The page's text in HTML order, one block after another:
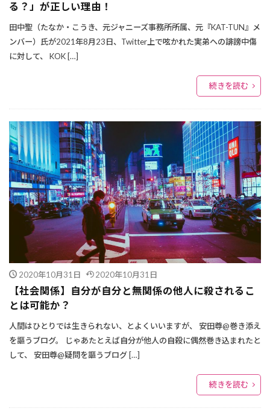
る？」が正しい理由！
田中聖（たなか・こうき、元ジャニーズ事務所所属、元『KAT-TUN』メ
ンバー）氏が2021年8月23日、Twitter上で呟かれた実弟への誹謗中傷
に対して、 KOK […]
続きを読む
2020年10月31日 2020年10月31日
【社会関係】自分が自分と無関係の他人に殺されるこ
とは可能か？
人間はひとりでは生きられない、とよくいいますが、 安田尊@巻き添え
を謳うブログ。 じゃあたとえば自分が他人の自殺に偶然巻き込まれたと
して、 安田尊@疑問を謳うブログ […]
続きを読む